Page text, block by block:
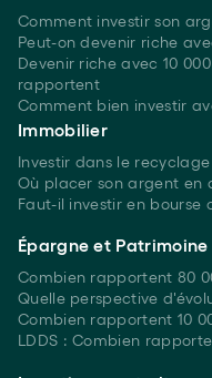
Comment investir son
Peut-on devenir riche
Devenir riche avec 10
rapportent
Comment bien investir
Immobilier
Investir dans le
Où placer son argent en
Faut-il investir en bourse
Épargne et Patrimoine
Combien rapportent 80
Quelle perspective
Combien rapportent 10
LDDS : Combien